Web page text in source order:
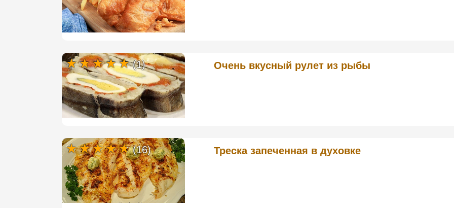
Очень вкусный рулет из рыбы
(1)
Треска запеченная в духовке
(16)